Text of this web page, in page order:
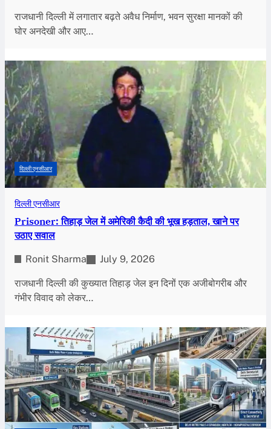
राजधानी दिल्ली में लगातार बढ़ते अवैध निर्माण, भवन सुरक्षा मानकों की
घोर अनदेखी और आए…
दिल्ली एनसीआर
दिल्ली एनसीआर
Prisoner: तिहाड़ जेल में अमेरिकी कैदी की भूख हड़ताल, खाने पर
उठाए सवाल
Ronit Sharma July 9, 2026
राजधानी दिल्ली की कुख्यात तिहाड़ जेल इन दिनों एक अजीबोगरीब और
गंभीर विवाद को लेकर…